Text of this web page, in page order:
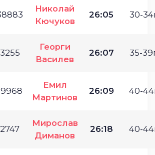
Николай
Кючуков
26:05 30-
3255
Георги
Василев
26:07 35-
Емил
Мартинов
26:09 40-
2747
Мирослав
Диманов
26:18 40-